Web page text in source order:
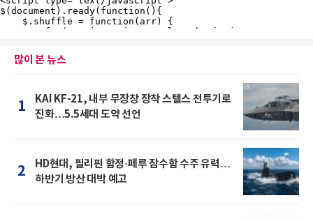
많이 본 뉴스
1
KAI KF-21, 내부 무장창 장착 스텔스 전투기로
진화…5.5세대 도약 선언
2
HD현대, 필리핀 함정·페루 잠수함 수주 유력…
하반기 방산 대박 예고